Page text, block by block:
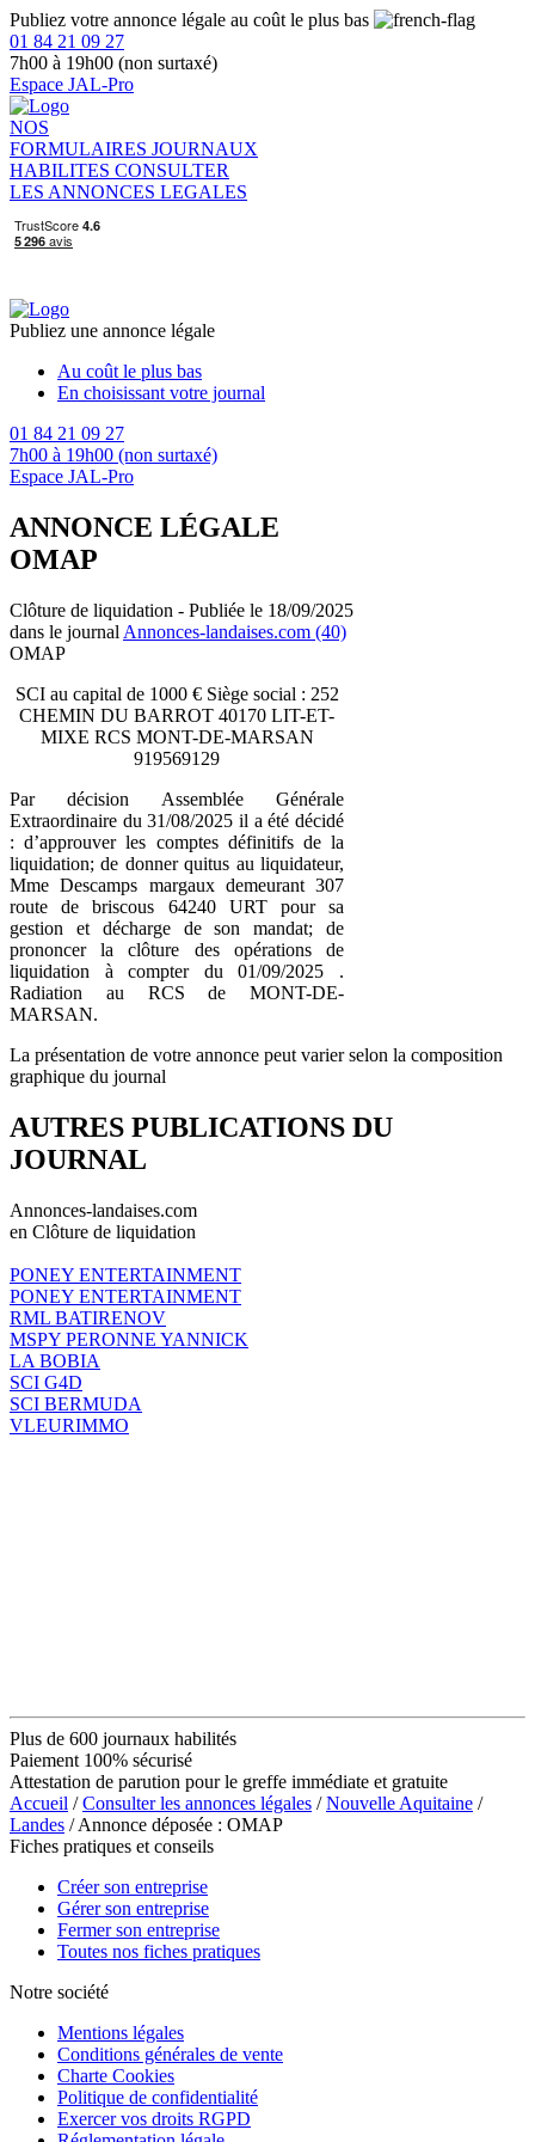
Publiez votre annonce légale au coût le plus bas
01 84 21 09 27
7h00 à 19h00 (non surtaxé)
Espace JAL-Pro
NOS
FORMULAIRES JOURNAUX
HABILITES CONSULTER
LES ANNONCES LEGALES
Publiez une annonce légale
Au coût le plus bas
En choisissant votre journal
01 84 21 09 27
7h00 à 19h00 (non surtaxé)
Espace JAL-Pro
ANNONCE LÉGALE
OMAP
Clôture de liquidation - Publiée le 18/09/2025
dans le journal Annonces-landaises.com (40)
OMAP
SCI au capital de 1000 € Siège social : 252
CHEMIN DU BARROT 40170 LIT-ET-
MIXE RCS MONT-DE-MARSAN
919569129
Par décision Assemblée Générale
Extraordinaire du 31/08/2025 il a été décidé
: d’approuver les comptes définitifs de la
liquidation; de donner quitus au liquidateur,
Mme Descamps margaux demeurant 307
route de briscous 64240 URT pour sa
gestion et décharge de son mandat; de
prononcer la clôture des opérations de
liquidation à compter du 01/09/2025 .
Radiation au RCS de MONT-DE-
MARSAN.
La présentation de votre annonce peut varier selon la composition
graphique du journal
AUTRES PUBLICATIONS DU
JOURNAL
Annonces-landaises.com
en Clôture de liquidation
PONEY ENTERTAINMENT
PONEY ENTERTAINMENT
RML BATIRENOV
MSPY PERONNE YANNICK
LA BOBIA
SCI G4D
SCI BERMUDA
VLEURIMMO
Plus de 600 journaux habilités
Paiement 100% sécurisé
Attestation de parution pour le greffe immédiate et gratuite
Accueil /Consulter les annonces légales /Nouvelle Aquitaine /
Landes / Annonce déposée : OMAP
Fiches pratiques et conseils
Créer son entreprise
Gérer son entreprise
Fermer son entreprise
Toutes nos fiches pratiques
Notre société
Mentions légales
Conditions générales de vente
Charte Cookies
Politique de confidentialité
Exercer vos droits RGPD